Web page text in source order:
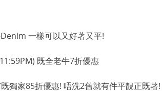
一樣可以又好著又平!
既全老牛7折優惠
獨家85折優惠! 唔洗2舊就有件平靚正既著!